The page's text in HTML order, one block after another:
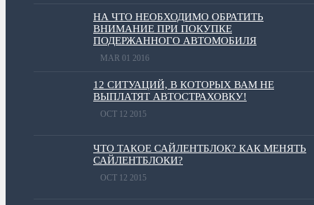
НА ЧТО НЕОБХОДИМО ОБРАТИТЬ
ВНИМАНИЕ ПРИ ПОКУПКЕ
ПОДЕРЖАННОГО АВТОМОБИЛЯ
MAR 01 2016
12 СИТУАЦИЙ, В КОТОРЫХ ВАМ НЕ
ВЫПЛАТЯТ АВТОСТРАХОВКУ!
OCT 12 2015
ЧТО ТАКОЕ САЙЛЕНТБЛОК? КАК МЕНЯТЬ
САЙЛЕНТБЛОКИ?
OCT 12 2015